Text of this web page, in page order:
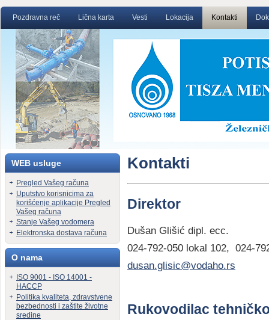
Pozdravna reč Lična karta Vesti Lokacija Kontakti
WEB usluge
Pregled Vašeg računa
Uputstvo korisnicima za
korišćenje aplikacije Pregled
Vašeg računa
Stanje Vašeg vodomera
Elektronska dostava računa
O nama
ISO 9001 - ISO 14001 -
HACCP
Politika kvaliteta, zdravstvene
bezbednosti i zaštite životne
sredine
Kontakti
Direktor
Dušan Glišić dipl. ecc.
024-792-050 lokal 102, 024-
dusan.glisic@vodaho.rs
Rukovodilac